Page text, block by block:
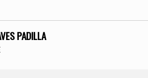
PADILLA